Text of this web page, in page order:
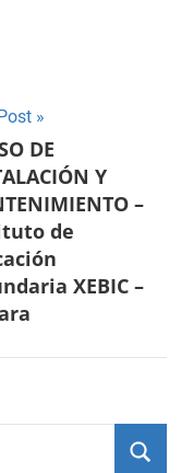
DE
Y
–
de
XEBIC –